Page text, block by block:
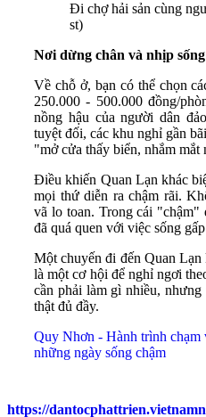
Đi chợ hải sản cùng
st)
Nơi dừng chân và nhịp
Về chỗ ở, bạn có thể chọn
250.000 - 500.000 đồng/
nồng hậu của người dân
tuyệt đối, các khu nghỉ gần
"mở cửa thấy biển, nhắm mắt
Điều khiến Quan Lạn khác
mọi thứ diễn ra chậm rãi.
vã lo toan. Trong cái "chậm"
đã quá quen với việc sống
Một chuyến đi đến Quan
là một cơ hội để nghỉ ngơi
cần phải làm gì nhiều,
thật đủ đầy.
Quy Nhơn - Hành trình chạm
những ngày sống chậm
https://